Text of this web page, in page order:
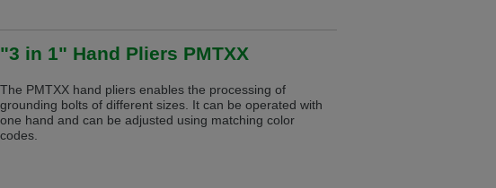
is also available in English. Would you like to switch to
"3 in 1" Hand Pliers PMTXX
The PMTXX hand pliers enables the processing of
grounding bolts of different sizes. It can be operated with
one hand and can be adjusted using matching color
codes.